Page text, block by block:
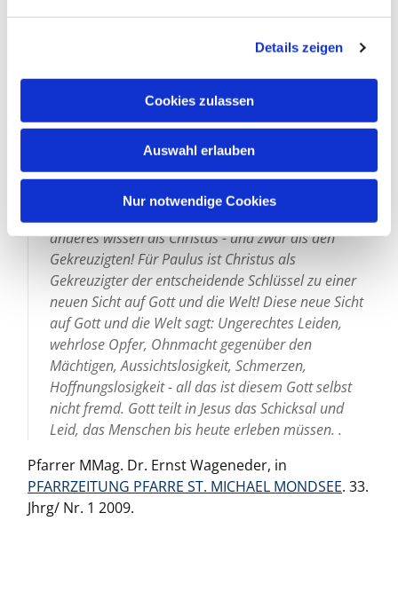
Details zeigen
Cookies zulassen
Auswahl erlauben
Nur notwendige Cookies
es ankommt. Für den Heiligen Paulus war die
„Ich hatte mich entschlossen, bei euch nichts zu
wissen außer Jesus Christus, und zwar als
Gekreuzigten!" (1 Kor 2, 1) Und weiter: „Denn das
Wort vom Kreuz ist denen, die verlorengehen,
Torheit; uns aber, die gerettet werden, ist es Gottes
anderes wissen als Christus - und zwar als den
Gekreuzigten! Für Paulus ist Christus als
Gekreuzigter der entscheidende Schlüssel zu einer
neuen Sicht auf Gott und die Welt! Diese neue Sicht
auf Gott und die Welt sagt: Ungerechtes Leiden,
wehrlose Opfer, Ohnmacht gegenüber den
Mächtigen, Aussichtslosigkeit, Schmerzen,
Hoffnungslosigkeit - all das ist diesem Gott selbst
nicht fremd. Gott teilt in Jesus das Schicksal und
Leid, das Menschen bis heute erleben müssen. .
Pfarrer MMag. Dr. Ernst Wageneder, in
PFARRZEITUNG PFARRE ST. MICHAEL MONDSEE. 33.
Jhrg/ Nr. 1 2009.